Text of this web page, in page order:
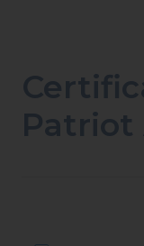
Patriot